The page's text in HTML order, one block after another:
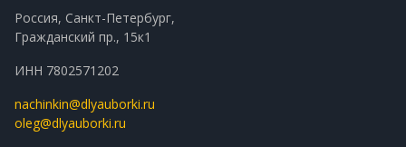
Россия, Санкт-Петербург,
Гражданский пр., 15к1
ИНН 7802571202
nachinkin@dlyauborki.ru
oleg@dlyauborki.ru